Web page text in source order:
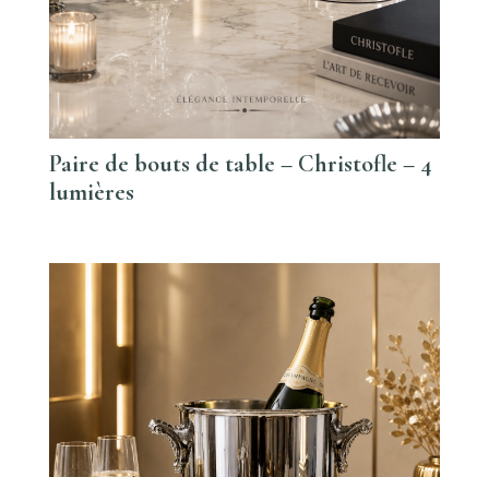
Paire de bouts de table – Christofle – 4
lumières